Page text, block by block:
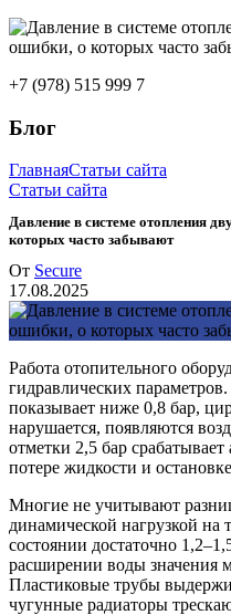
+7 (978) 515 999 7
Блог
ГлавнаяСтатьи сайта
Статьи сайта
Давление в системе отопления
которых часто забывают
От Secure
17.08.2025
Работа отопительного
гидравлических
показывает ниже 0,8 бар,
нарушается, появляются
отметки 2,5 бар
потере жидкости и
Многие не учитывают
динамической нагрузкой
состоянии достаточно
расширении воды значения
Пластиковые трубы
чугунные радиаторы